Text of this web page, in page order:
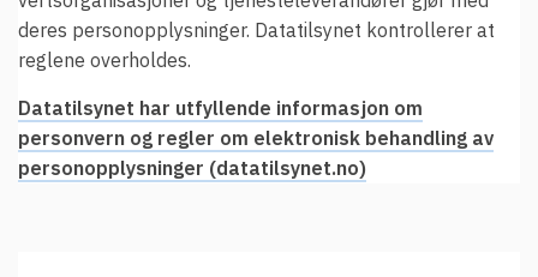
deres personopplysninger. Datatilsynet kontrollerer at
reglene overholdes.
Datatilsynet har utfyllende informasjon om
personvern og regler om elektronisk behandling av
personopplysninger (datatilsynet.no)